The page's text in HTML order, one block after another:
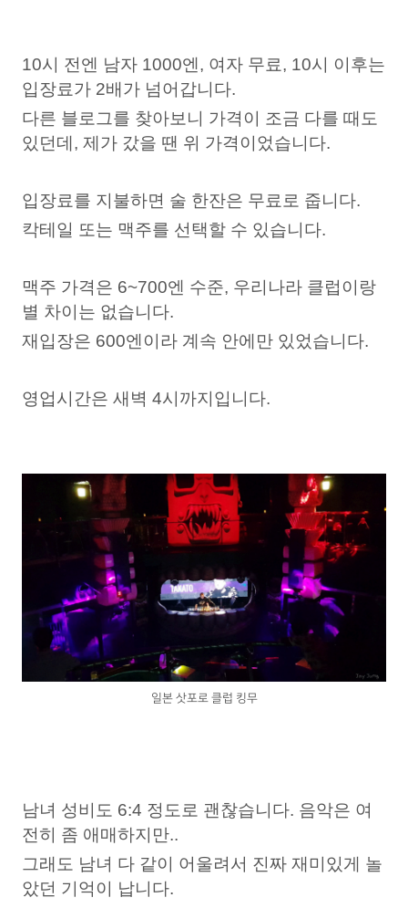
10시 전엔 남자 1000엔, 여자 무료, 10시 이후는
입장료가 2배가 넘어갑니다.
다른 블로그를 찾아보니 가격이 조금 다를 때도
있던데, 제가 갔을 땐 위 가격이었습니다.
입장료를 지불하면 술 한잔은 무료로 줍니다.
칵테일 또는 맥주를 선택할 수 있습니다.
맥주 가격은 6~700엔 수준, 우리나라 클럽이랑
별 차이는 없습니다.
재입장은 600엔이라 계속 안에만 있었습니다.
영업시간은 새벽 4시까지입니다.
일본 삿포로 클럽 킹무
남녀 성비도 6:4 정도로 괜찮습니다. 음악은 여
전히 좀 애매하지만..
그래도 남녀 다 같이 어울려서 진짜 재미있게 놀
았던 기억이 납니다.